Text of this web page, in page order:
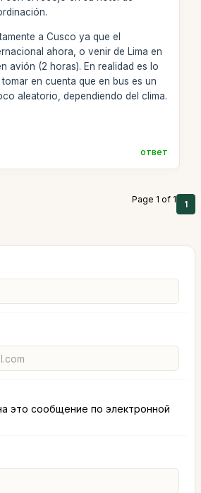
a Cusco ya que el
ahora, o venir de Lima en
avión (2 horas). En realidad es lo
en cuenta que en bus es un
aleatorio, dependiendo del clima.
ответ
Page 1 of 1 1
это сообщение по электронной